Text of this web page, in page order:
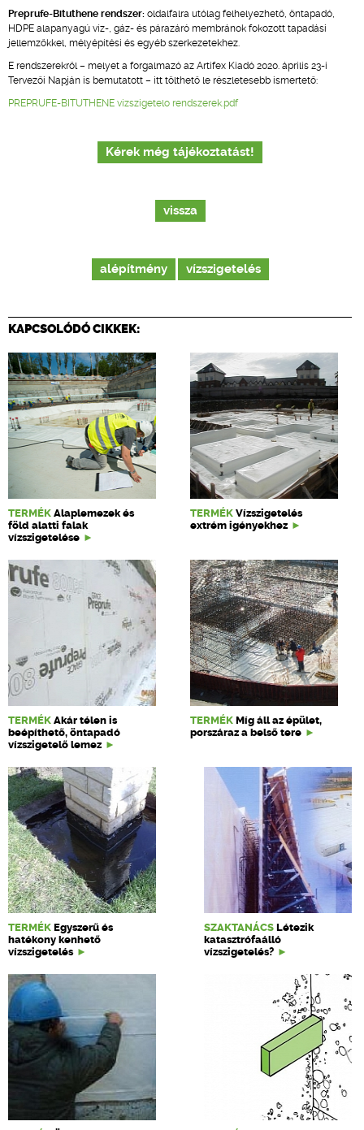
Preprufe-Bituthene rendszer: oldalfalra utólag felhelyezhető, öntapadó,
HDPE alapanyagú víz-, gáz- és párazáró membránok fokozott tapadási
jellemzőkkel, mélyépítési és egyéb szerkezetekhez.
E rendszerekről – melyet a forgalmazó az Artifex Kiadó 2020. április 23-i
Tervezői Napján is bemutatott – itt tölthető le részletesebb ismertető:
PREPRUFE-BITUTHENE vizszigetelo rendszerek.pdf
Kérek még tájékoztatást!
vissza
alépítmény vízszigetelés
KAPCSOLÓDÓ CIKKEK:
TERMÉK Alaplemezek és
föld alatti falak
vízszigetelése
TERMÉK Vízszigetelés
extrém igényekhez
TERMÉK Akár télen is
beépíthető, öntapadó
vízszigetelő lemez
TERMÉK Míg áll az épület,
porszáraz a belső tere
TERMÉK Egyszerű és
hatékony kenhető
vízszigetelés
SZAKTANÁCS Létezik
katasztrófaálló
vízszigetelés?